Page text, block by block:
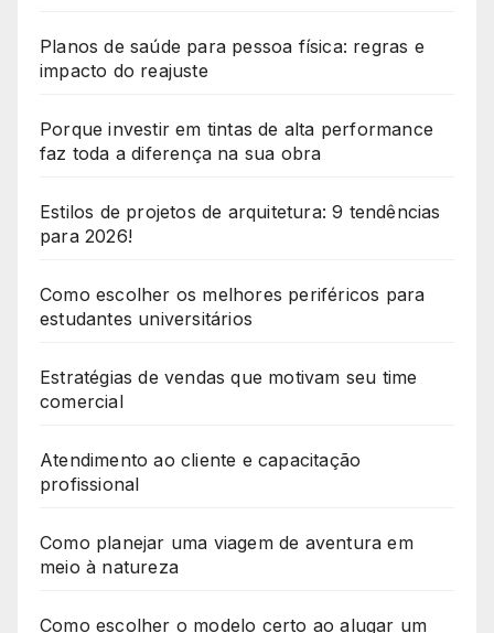
Planos de saúde para pessoa física: regras e
impacto do reajuste
Porque investir em tintas de alta performance
faz toda a diferença na sua obra
Estilos de projetos de arquitetura: 9 tendências
para 2026!
Como escolher os melhores periféricos para
estudantes universitários
Estratégias de vendas que motivam seu time
comercial
Atendimento ao cliente e capacitação
profissional
Como planejar uma viagem de aventura em
meio à natureza
Como escolher o modelo certo ao alugar um